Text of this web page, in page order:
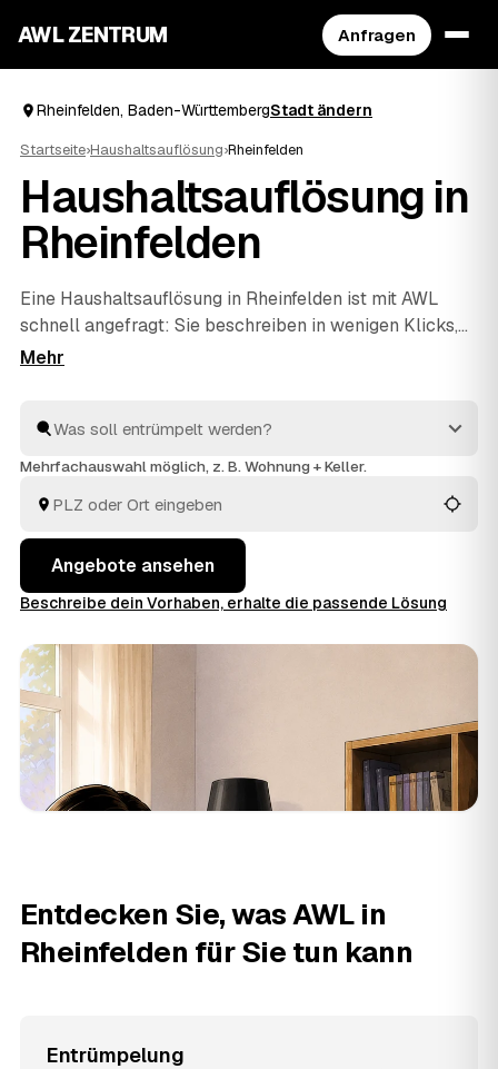
AWL ZENTRUM Anfragen
Rheinfelden, Baden-WürttembergStadt ändern
Startseite›Haushaltsauflösung›Rheinfelden
Haushaltsauflösung in
Rheinfelden
Eine Haushaltsauflösung in Rheinfelden ist mit AWL
schnell angefragt: Sie beschreiben in wenigen Klicks,
was raus soll, und bekommen dafür Festpreis-
einem Nachlass – die Profis räumen aus, entsorgen
fachgerecht und rechnen verwertbare Gegenstände auf
Sie die Angebote rund um Rheinfelden bis
Schopfheim
undLörrachin Ruhe an einem Ort.
Mehrfachauswahl möglich, z. B. Wohnung + Keller.
Angebote ansehen
Beschreibe dein Vorhaben, erhalte die passende Lösung
Entdecken Sie, was AWL in
Rheinfelden für Sie tun kann
Entrümpelung